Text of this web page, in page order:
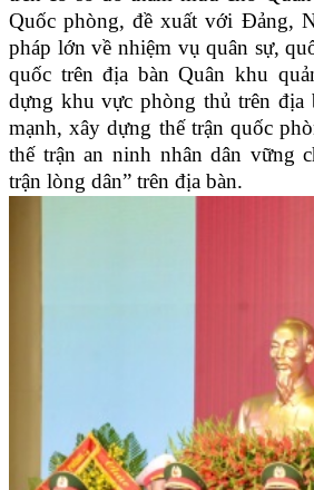
Quốc phòng, đề xuất với Đảng,
pháp lớn về nhiệm vụ quân sự,
quốc trên địa bàn Quân khu
dựng khu vực phòng thủ trên địa
mạnh, xây dựng thế trận quốc
thế trận an ninh nhân dân vững
trận lòng dân” trên địa bàn.